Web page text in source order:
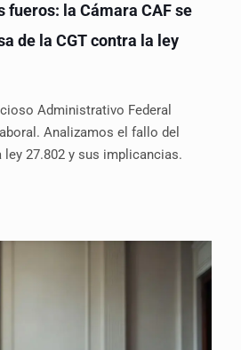
fueros: la Cámara CAF se
de la CGT contra la ley
Administrativo Federal
Analizamos el fallo del
27.802 y sus implicancias.